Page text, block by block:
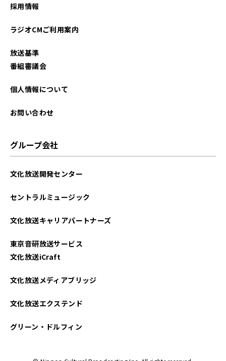
2025年07月
2025年04月
2024年11月
2024年10月
2024年09月
採用情報
ラジオCMご利用案内
放送基準
番組審議会
個人情報について
お問い合わせ
グループ会社
文化放送開発センター
セントラルミュージック
文化放送キャリアパートナーズ
東京音研放送サービス
文化放送iCraft
文化放送メディアブリッジ
文化放送エクステンド
グリーン・ドルフィン